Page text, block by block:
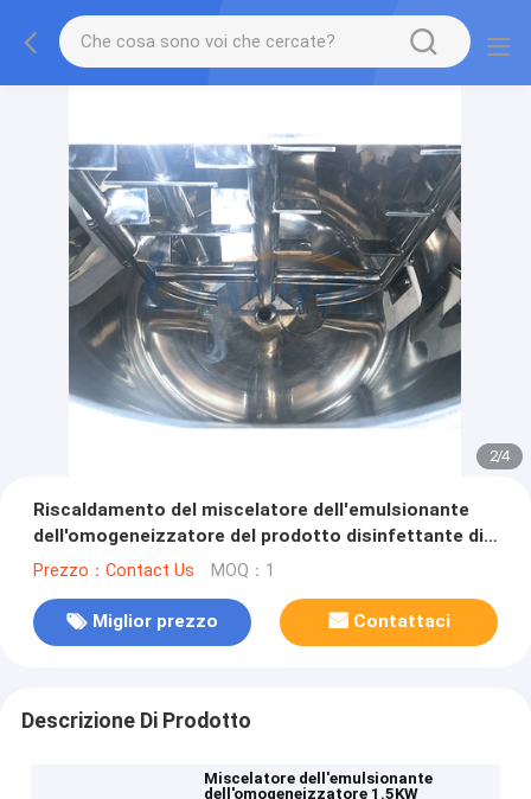
2/4
Riscaldamento del miscelatore dell'emulsionante
dell'omogeneizzatore del prodotto disinfettante di
1.5KW 200L rivestito
Prezzo：Contact Us MOQ：1
Miglior prezzo Contattaci
Descrizione Di Prodotto
Miscelatore dell'emulsionante
dell'omogeneizzatore 1.5KW